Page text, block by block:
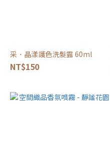
采．晶漾護色洗髮露 60ml
NT$150